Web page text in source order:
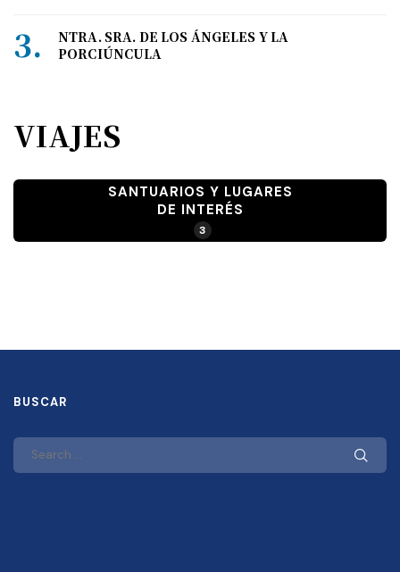
NTRA. SRA. DE LOS ÁNGELES Y LA
PORCIÚNCULA
VIAJES
SANTUARIOS Y LUGARES
DE INTERÉS
3
BUSCAR